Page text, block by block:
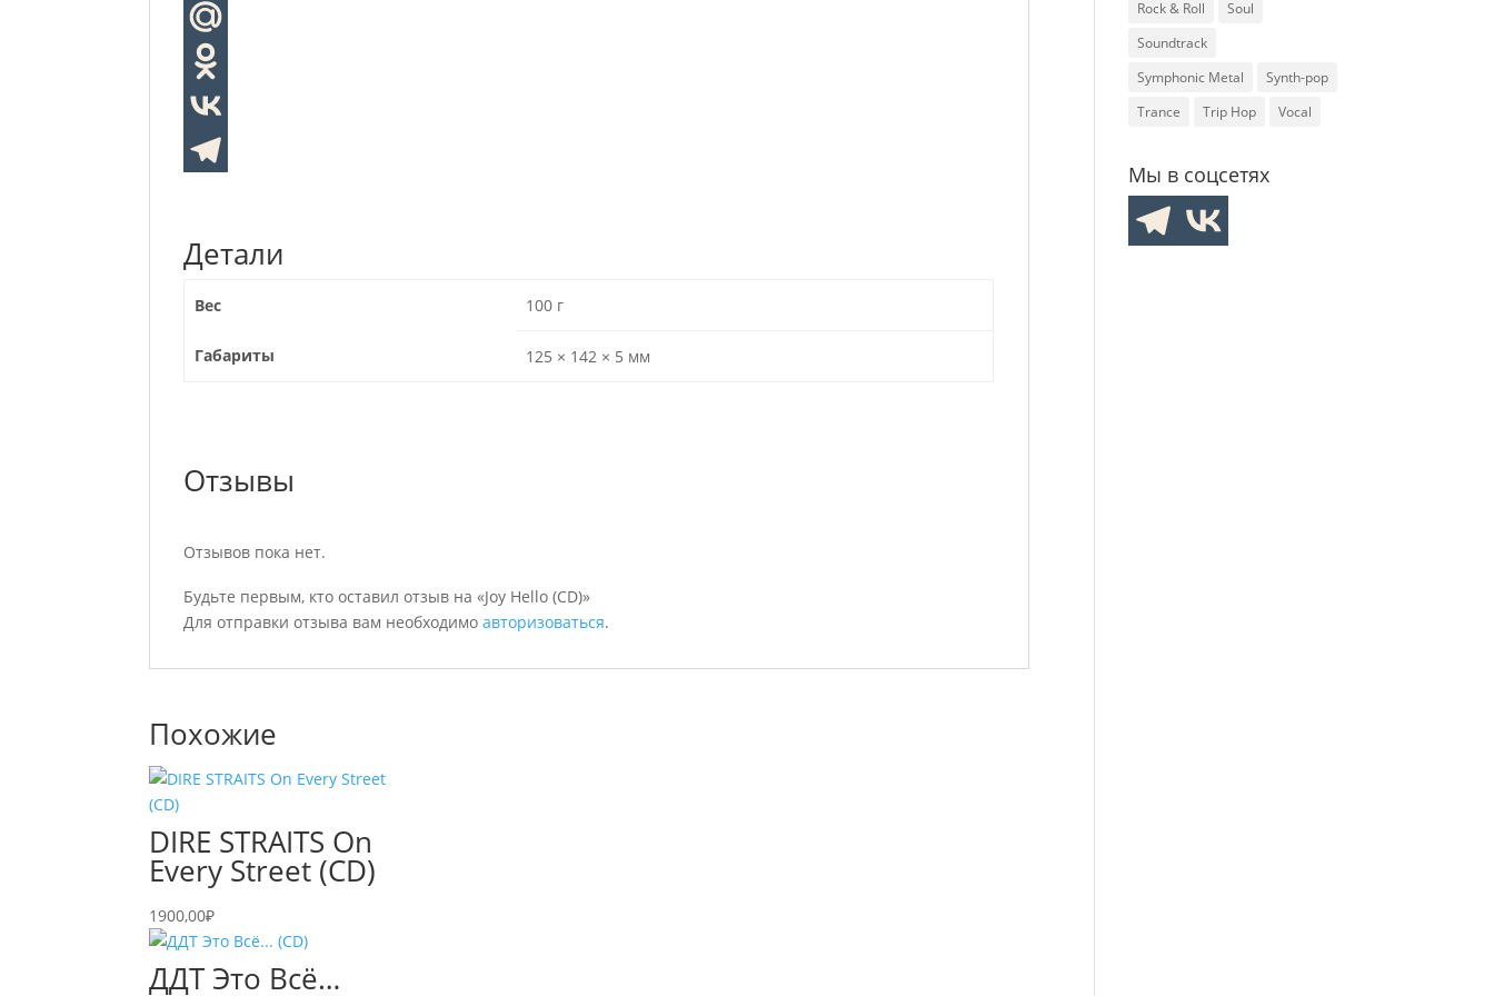
Детали
Вес 100 г
Габариты 125 × 142 × 5 мм
Отзывы
Отзывов пока нет.
Будьте первым, кто оставил отзыв на «Joy Hello (CD)»
Для отправки отзыва вам необходимоавторизоваться.
Похожие
DIRE STRAITS On
Every Street (CD)
1900,00₽
ДДТ Это Всё…
Rock & Roll
Soul
Soundtrack
Symphonic Metal
Synth-pop
Trance
Trip Hop Vocal
Мы в соцсетях